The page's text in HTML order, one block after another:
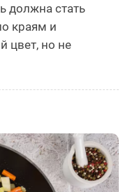
должна стать
краям и
цвет, но не